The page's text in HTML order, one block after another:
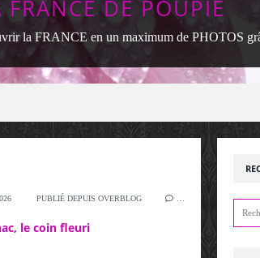
FRANCE DE POUPIE
la FRANCE en un maximum de PHOTOS
PUBLIÉ DEPUIS OVERBLOG
le coin fleuri